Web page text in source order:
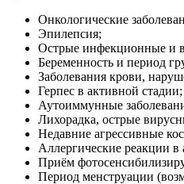
Онкологические
Эпилепсия;
Острые инфекционные и
Беременность и период
Заболевания крови,
Герпес в активной стадии;
Аутоиммунные
Лихорадка, острые
Недавние агрессивные
Аллергические реакции в
Приём
Период менструации